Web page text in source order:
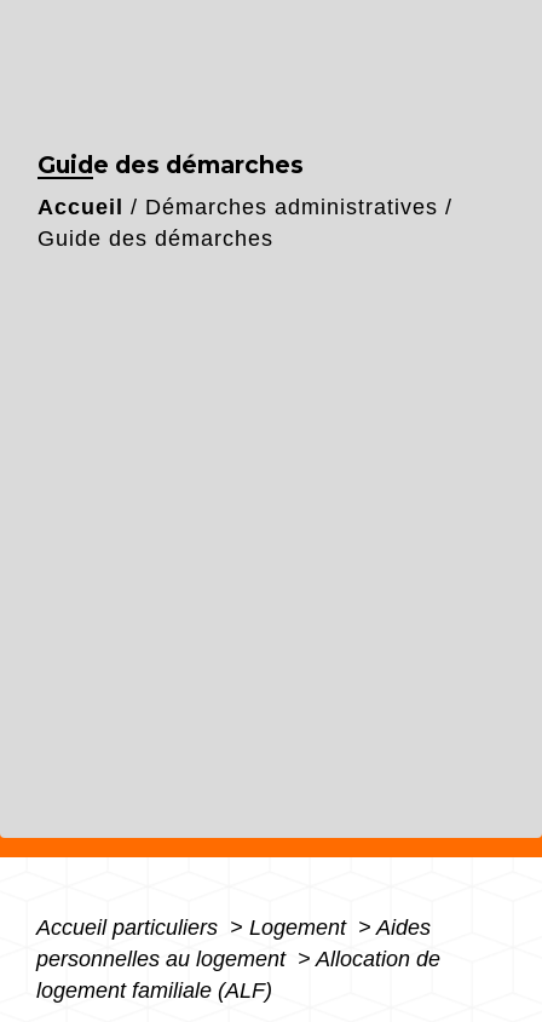
Guide des démarches
Accueil / Démarches administratives /
Guide des démarches
Accueil particuliers > Logement > Aides
personnelles au logement > Allocation de
logement familiale (ALF)